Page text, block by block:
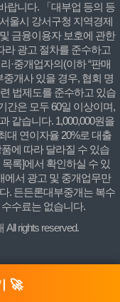
랍니다. 「대부업 등의 등
울시 강서구청 지역경제
금융이용자 보호에 관한
라 광고 절차를 준수하고
·중개업자의(이하 “판매
개사 있을 경우, 협회 명
법제도를 준수하고 있습
간은 모두 60일 이상이며,
같습니다. 1,000,000원을
대 연이자율 20%로 대출
에 따라 달라질 수 있습
록]에서 확인하실 수 있
에서 광고 및 중개업무만
. 든든론대부중개는 복수
수료는 없습니다.
rights reserved.
🚀